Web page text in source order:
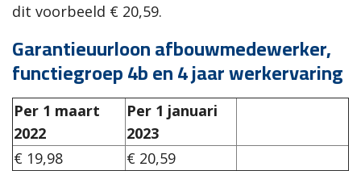
dit voorbeeld € 20,59.
Garantieuurloon afbouwmedewerker,
functiegroep 4b en 4 jaar werkervaring
Per 1 maart
2022
Per 1 januari
2023
€ 19,98
€ 20,59